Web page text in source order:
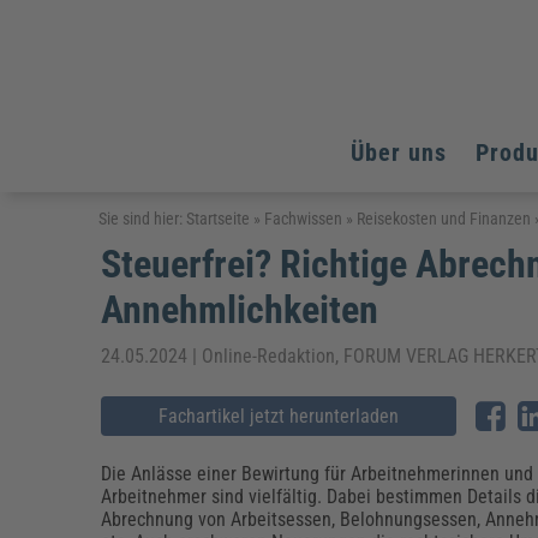
Über uns
Arbeitsschutz
Fachpublikationen & Arbeitshilfen
Arbeitssicherheit & Gesundheitsschutz
Brandschutz
Weiterbildungen (AKADEMIE HERKERT)
Assistenz & Office-Management
Baurecht & Architektenrecht
Energieoptimiertes & klimaneutrales Bauen
Nachhaltiges Planen
Kinderschutz, Jugendhilfe & Inklusion
Datenschutz & IT-Recht
Elektrosicherheit
Fachpublikationen & Arbeitshilfen
Weiterbildungen (AKADEMIE HERKERT)
Arbeitsschutz
Bildung und Erziehung
Energie und Umwelt
Kommunales
Reisekosten und Finanzen
Arbeitsschutz
Bildung und Erziehung
Energie und Umwelt
Kommunales
Reisekosten und Finanzen
Sie sind hier: Startseite » Fachwissen » Reisekosten und Finanzen
Steuerfrei? Richtige
Annehmlichkeiten
24.05.2024 | Online-Redaktion, FORUM VERLAG
Fachartikel jetzt herunterladen
Die Anlässe einer Bewirtung für Arbeitnehmerinnen und
Arbeitnehmer sind vielfältig. Dabei bestimmen Details
Abrechnung von Arbeitsessen, Belohnungsessen,